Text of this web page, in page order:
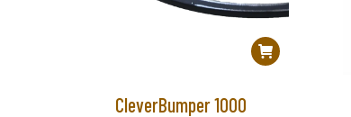
CleverBumper 1000